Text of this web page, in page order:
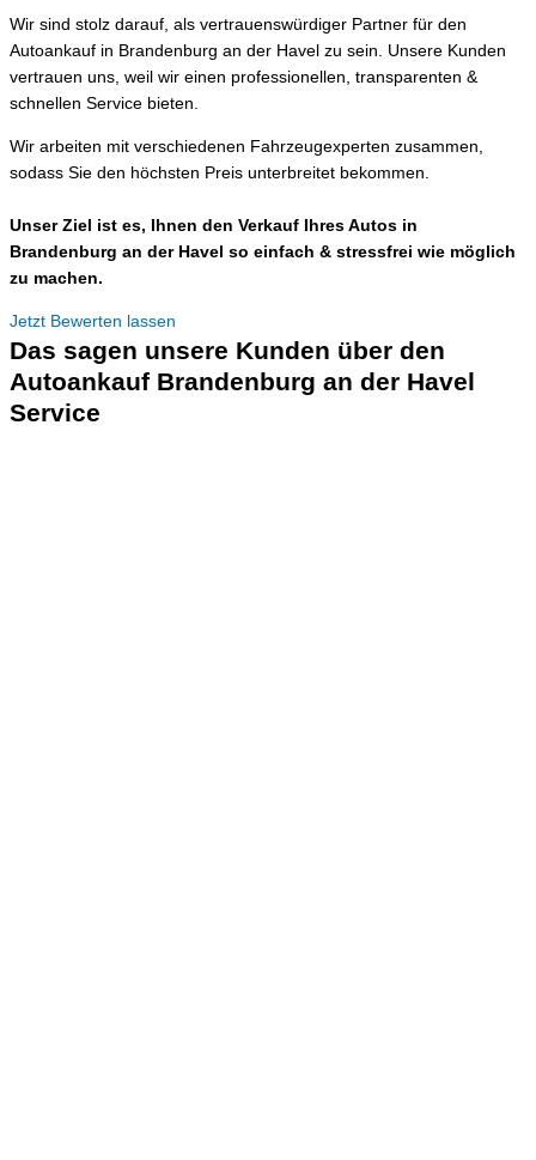
Wir sind stolz darauf, als vertrauenswürdiger Partner für den
Autoankauf in Brandenburg an der Havel zu sein. Unsere Kunden
vertrauen uns, weil wir einen professionellen, transparenten &
schnellen Service bieten.
Wir arbeiten mit verschiedenen Fahrzeugexperten zusammen,
sodass Sie den höchsten Preis unterbreitet bekommen.
Unser Ziel ist es, Ihnen den Verkauf Ihres Autos in
Brandenburg an der Havel so einfach & stressfrei wie möglich
zu machen.
Jetzt Bewerten lassen
Das sagen unsere Kunden über den
Autoankauf Brandenburg an der Havel
Service